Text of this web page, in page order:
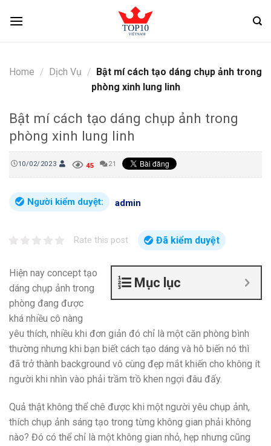
Home / Dịch Vụ / Bật mí cách tạo dáng chụp ảnh trong
phòng xinh lung linh
Bật mí cách tạo dáng chụp ảnh trong
phòng xinh lung linh
10/02/2023 45 21
Người kiểm duyệt: admin
Rate this post Đã kiểm duyệt
Mục lục
Hiện nay concept tạo
dáng chụp ảnh trong
phòng đang được
khá nhiều cô nàng
yêu thích, nhiều khi đơn giản đó chỉ là một căn phòng bình
thường nhưng khi bạn biết cách tạo dáng và hô biến nó thì
đã trở thành background vô cùng đẹp mắt khiến cho không ít
người khi nhìn vào phải trầm trồ khen ngợi đâu đấy.
Quả thật không thể chê được khi một người yêu chụp ảnh,
thích chụp ảnh sáng tạo trong từng không gian phải không
nào? Đó có thể chỉ là một không gian nhỏ, hẹp nhưng cũng